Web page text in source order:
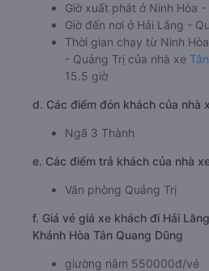
Giờ xuất phát ở Ninh Hòa
Giờ đến nơi ở Hải Lăng -
Thời gian chạy từ Ninh
- Quảng Trị của nhà xe
15.5 giờ
d. Các điểm đón khách của nhà
Ngã 3 Thành
e. Các điểm trả khách của nhà
Văn phòng Quảng Trị
f. Giá vé giá xe khách đi Hải
Khánh Hòa Tân Quang Dũng
giường nằm 550000đ/vé